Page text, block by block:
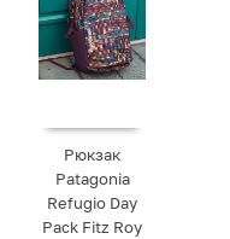
Рюкзак
Patagonia
Refugio Day
Pack Fitz Roy